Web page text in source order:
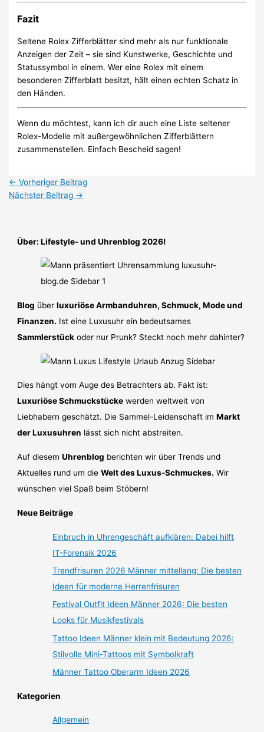
Fazit
Seltene Rolex Zifferblätter sind mehr als nur funktionale
Anzeigen der Zeit – sie sind Kunstwerke, Geschichte und
Statussymbol in einem. Wer eine Rolex mit einem
besonderen Zifferblatt besitzt, hält einen echten Schatz in
den Händen.
Wenn du möchtest, kann ich dir auch eine Liste seltener
Rolex-Modelle mit außergewöhnlichen Zifferblättern
zusammenstellen. Einfach Bescheid sagen!
← Vorheriger Beitrag
Nächster Beitrag →
Über: Lifestyle- und Uhrenblog 2026!
Blog überluxuriöse Armbanduhren, Schmuck, Mode und
Finanzen. Ist eine Luxusuhr ein bedeutsames
Sammlerstück oder nur Prunk? Steckt noch mehr dahinter?
Dies hängt vom Auge des Betrachters ab. Fakt ist:
Luxuriöse Schmuckstücke werden weltweit von
Liebhabern geschätzt. Die Sammel-Leidenschaft imMarkt
der Luxusuhren lässt sich nicht abstreiten.
Auf diesemUhrenblog berichten wir über Trends und
Aktuelles rund um dieWelt des Luxus-Schmuckes. Wir
wünschen viel Spaß beim Stöbern!
Neue Beiträge
Einbruch in Uhrengeschäft aufklären: Dabei hilft
IT-Forensik 2026
Trendfrisuren 2026 Männer mittellang: Die besten
Ideen für moderne Herrenfrisuren
Festival Outfit Ideen Männer 2026: Die besten
Looks für Musikfestivals
Tattoo Ideen Männer klein mit Bedeutung 2026:
Stilvolle Mini-Tattoos mit Symbolkraft
Männer Tattoo Oberarm Ideen 2026
Kategorien
Allgemein